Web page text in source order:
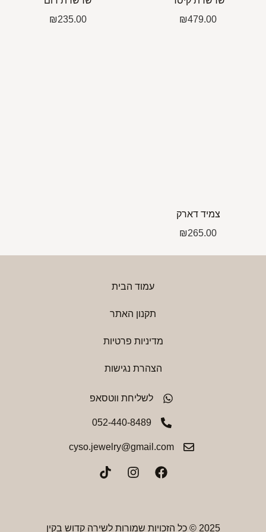
₪479.00
₪235.00
צמיד דארק
₪265.00
עמוד הבית
תקנון האתר
מדיניות פרטיות
הצהרת נגישות
לשליחת ווטסאפ
052-440-8489
cyso.jewelry@gmail.com
2025 © כל הזכויות שמורות לשירה קדוש בקין